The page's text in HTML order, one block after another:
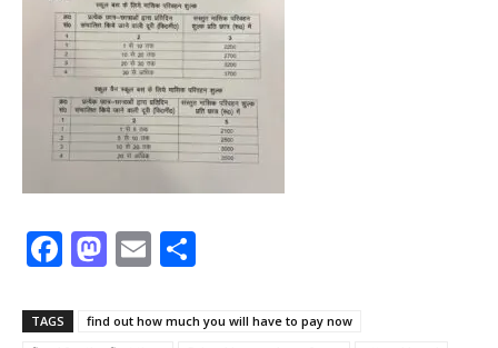
F
c
M
st
E
ai ar
TAGS
find out how much you will have to pay now